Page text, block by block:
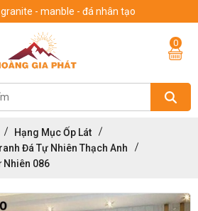
- manble - đá nhân tạo
0
Hạng Mục Ốp Lát
Đá Tự Nhiên Thạch Anh
Nhiên 086